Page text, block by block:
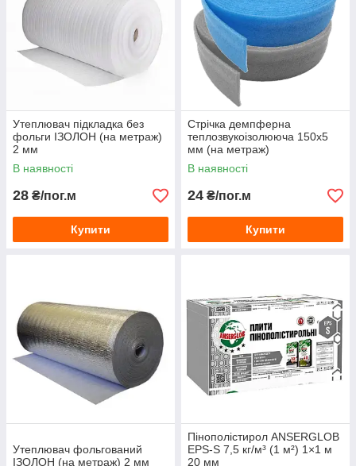
Утеплювач підкладка без
фольги ІЗОЛОН (на метраж)
2 мм
В наявності
28 ₴/пог.м
Купити
Стрічка демпферна
теплозвукоізолююча 150х5
мм (на метраж)
В наявності
24 ₴/пог.м
Купити
Утеплювач фольгований
ІЗОЛОН (на метраж) 2 мм
Пінополістирол ANSERGLOB
EPS-S 7,5 кг/м³ (1 м²) 1×1 м
20 мм